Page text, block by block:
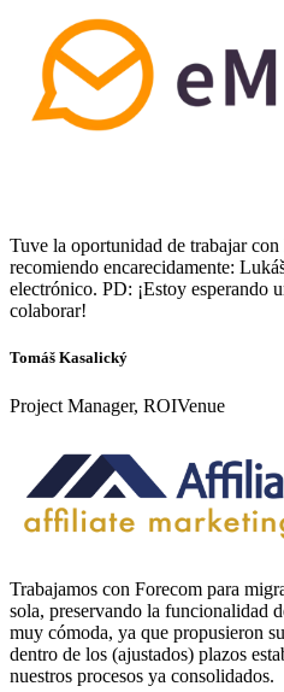
Tuve la oportunidad de trabajar
recomiendo encarecidamente:
electrónico. PD: ¡Estoy esperando
colaborar!
Tomáš Kasalický
Project Manager, ROIVenue
Trabajamos con Forecom para
sola, preservando la funcionalidad
muy cómoda, ya que propusieron
dentro de los (ajustados) plazos
nuestros procesos ya consolidados.